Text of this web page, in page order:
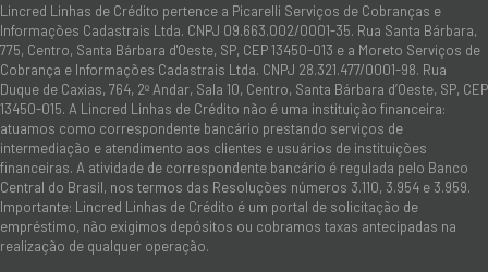
Lincred Linhas de Crédito pertence a Picarelli Serviços de Cobranças e
Informações Cadastrais Ltda. CNPJ 09.663.002/0001-35. Rua Santa Bárbara,
775, Centro, Santa Bárbara d'Oeste, SP, CEP 13450-013 e a Moreto Serviços de
Cobrança e Informações Cadastrais Ltda. CNPJ 28.321.477/0001-98. Rua
Duque de Caxias, 764, 2º Andar, Sala 10, Centro, Santa Bárbara d’Oeste, SP, CEP
13450-015. A Lincred Linhas de Crédito não é uma instituição financeira:
atuamos como correspondente bancário prestando serviços de
intermediação e atendimento aos clientes e usuários de instituições
financeiras. A atividade de correspondente bancário é regulada pelo Banco
Central do Brasil, nos termos das Resoluções números 3.110, 3.954 e 3.959.
Importante: Lincred Linhas de Crédito é um portal de solicitação de
empréstimo, não exigimos depósitos ou cobramos taxas antecipadas na
realização de qualquer operação.